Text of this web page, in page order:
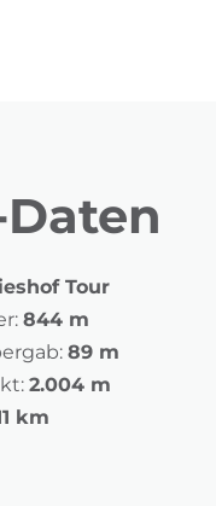
Tour
844 m
89 m
2.004 m
km